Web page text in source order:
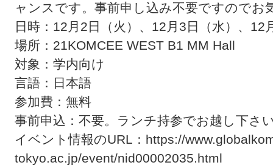
ャンスです。事前申し込み不要ですのでお
日時：12月2日（火）、12月3日（水）、12
場所：21KOMCEE WEST B1 MM Hall
対象：学内向け
言語：日本語
参加費：無料
事前申込：不要。ランチ持参でお越し下さ
イベント情報のURL：https://
tokyo.ac.jp/event/nid00002035.html